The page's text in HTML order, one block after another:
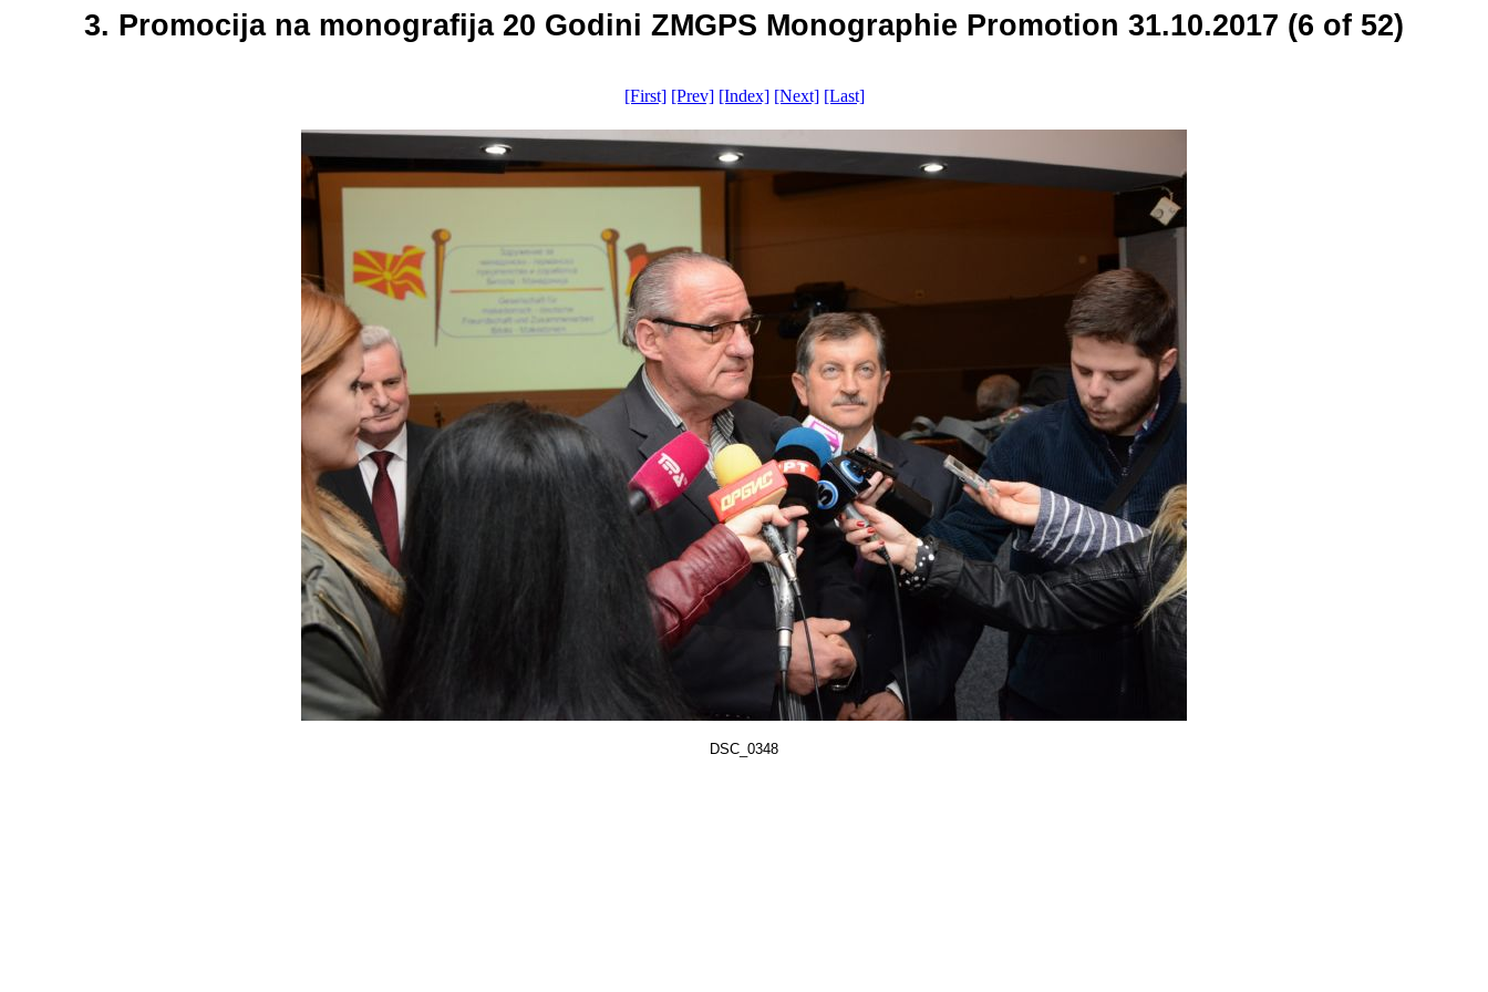
3. Promocija na monografija 20 Godini ZMGPS Monographie Promotion 31.10.2017 (6 of 52)
[First] [Prev] [Index] [Next] [Last]
DSC_0348